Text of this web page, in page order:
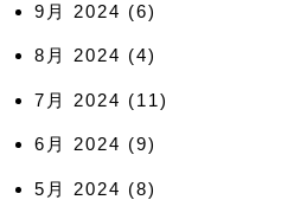
9月 2024 (6)
8月 2024 (4)
7月 2024 (11)
6月 2024 (9)
5月 2024 (8)